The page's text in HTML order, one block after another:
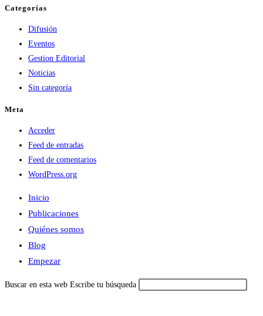
Categorías
Difusión
Eventos
Gestion Editorial
Noticias
Sin categoría
Meta
Acceder
Feed de entradas
Feed de comentarios
WordPress.org
Inicio
Publicaciones
Quiénes somos
Blog
Empezar
Buscar en esta web Escribe tu búsqueda